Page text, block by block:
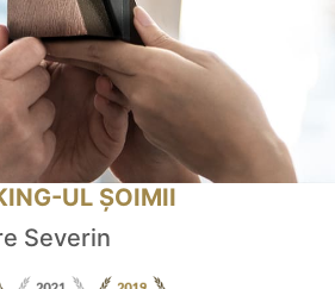
UL ȘOIMII
Severin